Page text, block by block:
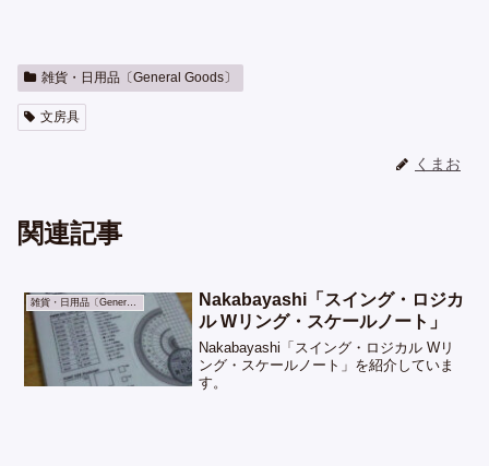
雑貨・日用品〔General Goods〕
文房具
くまお
関連記事
雑貨・日用品〔General Goods〕
Nakabayashi「スイング・ロジカ
ル Wリング・スケールノート」
Nakabayashi「スイング・ロジカル Wリ
ング・スケールノート」を紹介していま
す。